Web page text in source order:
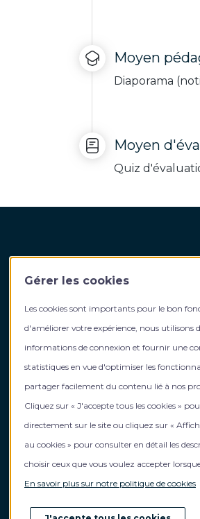
Moyen
Diaporama
Moyen
Quiz
Harvest Fidroit
Contact
Contact formation intra
Contact formation inter
Politique de gestion
Gérer mes cookies
Politique de
CGV
Gérer les cookies
Les cookies sont importants pour le bon
d'améliorer votre expérience, nous utilisons
informations de connexion et fournir une
statistiques en vue d'optimiser les
partager facilement du contenu lié à nos
Cliquez sur « J'accepte tous les cookies »
directement sur le site ou cliquez sur «
au cookies » pour consulter en détail les
choisir ceux que vous voulez accepter
En savoir plus sur notre politique de cookies